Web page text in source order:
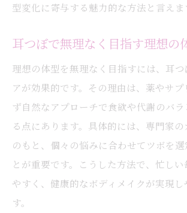
型変化に寄与する魅力的な方法と言えま
耳つぼで無理なく目指す理想の
理想の体型を無理なく目指すには、耳
アが効果的です。その理由は、薬やサプ
ず自然なアプローチで食欲や代謝のバ
る点にあります。具体的には、専門家
のもと、個々の悩みに合わせてツボを選
とが重要です。こうした方法で、忙し
やすく、健康的なボディメイクが実現し
す。